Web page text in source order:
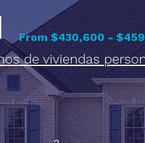
From $430,600 -
de viviendas